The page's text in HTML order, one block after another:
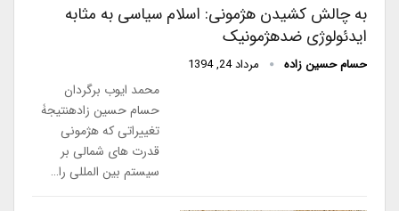
به چالش کشیدن هژمونی: اسلام سیاسی به مثابه
ایدئولوژی ضدهژمونیک
حسام حسین زاده مرداد 24, 1394
محمد ایوب برگردان
حسام حسین زادهنتیجۀ
تغییراتی که هژمونی
قدرت های شمالی بر
سیستم بین المللی را…